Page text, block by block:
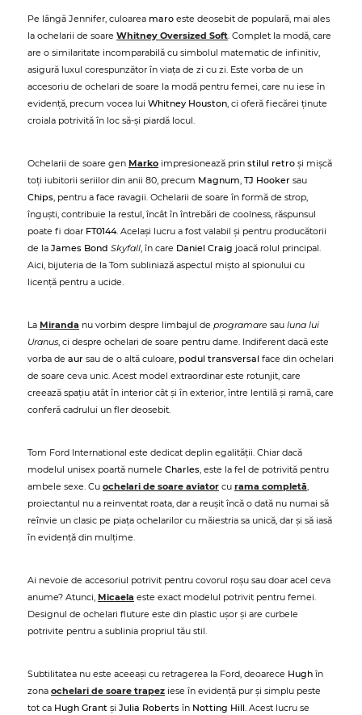
Pe lângă Jennifer, culoarea maro este deosebit de populară, mai ales
la ochelarii de soare Whitney Oversized Soft. Complet la modă, care
are o similaritate incomparabilă cu simbolul matematic de infinitiv,
asigură luxul corespunzător în viața de zi cu zi. Este vorba de un
accesoriu de ochelari de soare la modă pentru femei, care nu iese în
evidență, precum vocea lui Whitney Houston, ci oferă fiecărei ținute
croiala potrivită în loc să-și piardă locul.
Ochelarii de soare gen Marko impresionează prin stilul retro și mișcă
toți iubitorii seriilor din anii 80, precum Magnum, TJ Hooker sau
Chips, pentru a face ravagii. Ochelarii de soare în formă de strop,
înguști, contribuie la restul, încât în întrebări de coolness, răspunsul
poate fi doar FT0144. Același lucru a fost valabil și pentru producătorii
de la James Bond Skyfall, în care Daniel Craig joacă rolul principal.
Aici, bijuteria de la Tom subliniază aspectul mișto al spionului cu
licență pentru a ucide.
La Miranda nu vorbim despre limbajul de programare sau luna lui
Uranus, ci despre ochelari de soare pentru dame. Indiferent dacă este
vorba de aur sau de o altă culoare, podul transversal face din ochelari
de soare ceva unic. Acest model extraordinar este rotunjit, care
creează spațiu atât în interior cât și în exterior, între lentilă și ramă, care
conferă cadrului un fler deosebit.
Tom Ford International este dedicat deplin egalității. Chiar dacă
modelul unisex poartă numele Charles, este la fel de potrivită pentru
ambele sexe. Cu ochelari de soare aviator cu rama completă,
proiectantul nu a reinventat roata, dar a reușit încă o dată nu numai să
reînvie un clasic pe piața ochelarilor cu măiestria sa unică, dar și să iasă
în evidență din mulțime.
Ai nevoie de accesoriul potrivit pentru covorul roșu sau doar acel ceva
anume? Atunci, Micaela este exact modelul potrivit pentru femei.
Designul de ochelari fluture este din plastic ușor și are curbele
potrivite pentru a sublinia propriul tău stil.
Subtilitatea nu este aceeași cu retragerea la Ford, deoarece Hugh în
zona ochelari de soare trapez iese în evidență pur și simplu peste
tot ca Hugh Grant și Julia Roberts în Notting Hill. Acest lucru se